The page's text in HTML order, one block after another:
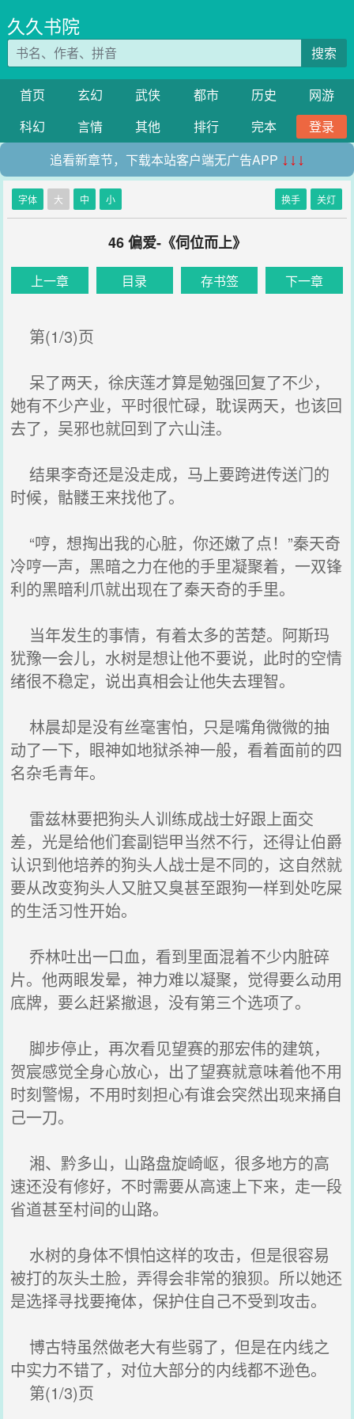
久久书院
搜索
首页 玄幻 武侠 都市 历史
网游
科幻
言情 其他 排行 完本
登录
追看新章节，下载本站客户端无广告APP ↓↓↓
字体 大 中 小 换手 关灯
46 偏爱-《伺位而上》
上一章 目录 存书签 下一章
第(1/3)页
呆了两天，徐庆莲才算是勉强回复了不少，
她有不少产业，平时很忙碌，耽误两天，也该回
去了，吴邪也就回到了六山洼。
结果李奇还是没走成，马上要跨进传送门的
时候，骷髅王来找他了。
“哼，想掏出我的心脏，你还嫩了点！”秦天奇
冷哼一声，黑暗之力在他的手里凝聚着，一双锋
利的黑暗利爪就出现在了秦天奇的手里。
当年发生的事情，有着太多的苦楚。阿斯玛
犹豫一会儿，水树是想让他不要说，此时的空情
绪很不稳定，说出真相会让他失去理智。
林晨却是没有丝毫害怕，只是嘴角微微的抽
动了一下，眼神如地狱杀神一般，看着面前的四
名杂毛青年。
雷兹林要把狗头人训练成战士好跟上面交
差，光是给他们套副铠甲当然不行，还得让伯爵
认识到他培养的狗头人战士是不同的，这自然就
要从改变狗头人又脏又臭甚至跟狗一样到处吃屎
的生活习性开始。
乔林吐出一口血，看到里面混着不少内脏碎
片。他两眼发晕，神力难以凝聚，觉得要么动用
底牌，要么赶紧撤退，没有第三个选项了。
脚步停止，再次看见望赛的那宏伟的建筑，
贺宸感觉全身心放心，出了望赛就意味着他不用
时刻警惕，不用时刻担心有谁会突然出现来捅自
己一刀。
湘、黔多山，山路盘旋崎岖，很多地方的高
速还没有修好，不时需要从高速上下来，走一段
省道甚至村间的山路。
水树的身体不惧怕这样的攻击，但是很容易
被打的灰头土脸，弄得会非常的狼狈。所以她还
是选择寻找要掩体，保护住自己不受到攻击。
博古特虽然做老大有些弱了，但是在内线之
中实力不错了，对位大部分的内线都不逊色。
第(1/3)页